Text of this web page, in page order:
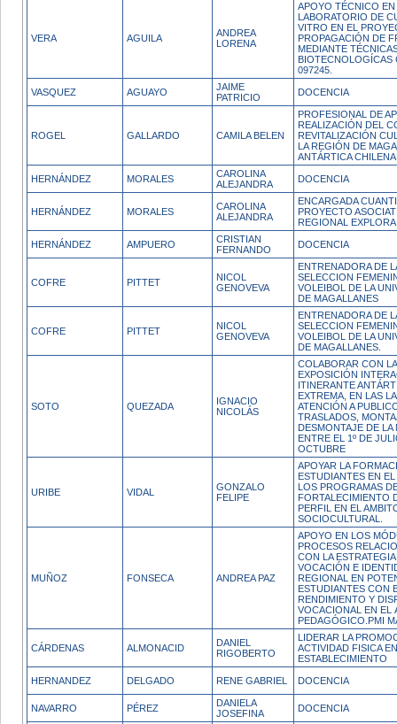
VERA AGUILA
ANDREA
LORENA
APOYO TÉCNICO EN
LABORATORIO DE
VITRO EN EL
PROPAGACIÓN DE
MEDIANTE
BIOTECNOLOGÍCAS
097245.
VASQUEZ AGUAYO
JAIME
PATRICIO
DOCENCIA
ROGEL GALLARDO CAMILA BELEN
PROFESIONAL DE
REALIZACIÓN DEL
REVITALIZACIÓN
LA REGIÓN DE
ANTÁRTICA
HERNÁNDEZ MORALES
CAROLINA
ALEJANDRA
DOCENCIA
HERNÁNDEZ MORALES
CAROLINA
ALEJANDRA
ENCARGADA
PROYECTO
REGIONAL
HERNÁNDEZ AMPUERO
CRISTIAN
FERNANDO
DOCENCIA
COFRE PITTET
NICOL
GENOVEVA
ENTRENADORA DE
SELECCION
VOLEIBOL DE LA
DE MAGALLANES
COFRE PITTET
NICOL
GENOVEVA
ENTRENADORA DE
SELECCION
VOLEIBOL DE LA
DE MAGALLANES.
SOTO QUEZADA
IGNACIO
NICOLÁS
COLABORAR CON LA
EXPOSICIÓN
ITINERANTE
EXTREMA, EN LAS
ATENCIÓN A
TRASLADOS,
DESMONTAJE DE LA
ENTRE EL 1º DE
OCTUBRE
URIBE VIDAL
GONZALO
FELIPE
APOYAR LA
ESTUDIANTES EN
LOS PROGRAMAS
FORTALECIMIENTO
PERFIL EN EL
SOCIOCULTURAL.
MUÑOZ FONSECA ANDREA PAZ
APOYO EN LOS
PROCESOS
CON LA
VOCACIÓN E
REGIONAL EN
ESTUDIANTES CON
RENDIMIENTO Y
VOCACIONAL EN EL
PEDAGÓGICO.PMI
CÁRDENAS ALMONACID
DANIEL
RIGOBERTO
LIDERAR LA
ACTIVIDAD FISICA
ESTABLECIMIENTO
HERNANDEZ DELGADO RENE GABRIEL DOCENCIA
NAVARRO PÉREZ
DANIELA
JOSEFINA
DOCENCIA